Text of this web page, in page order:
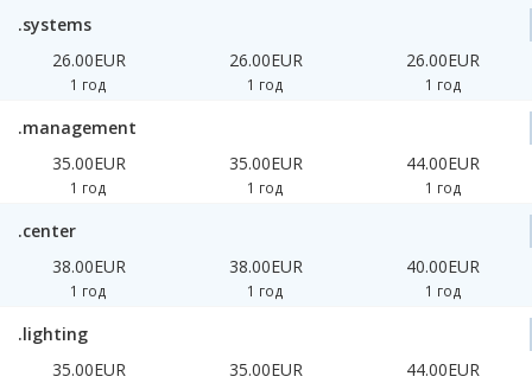
.systems
26.00EUR
1 год
26.00EUR
1 год
26.00EUR
1 год
.management
35.00EUR
1 год
35.00EUR
1 год
44.00EUR
1 год
.center
38.00EUR
1 год
38.00EUR
1 год
40.00EUR
1 год
.lighting
35.00EUR
35.00EUR 44.00EUR